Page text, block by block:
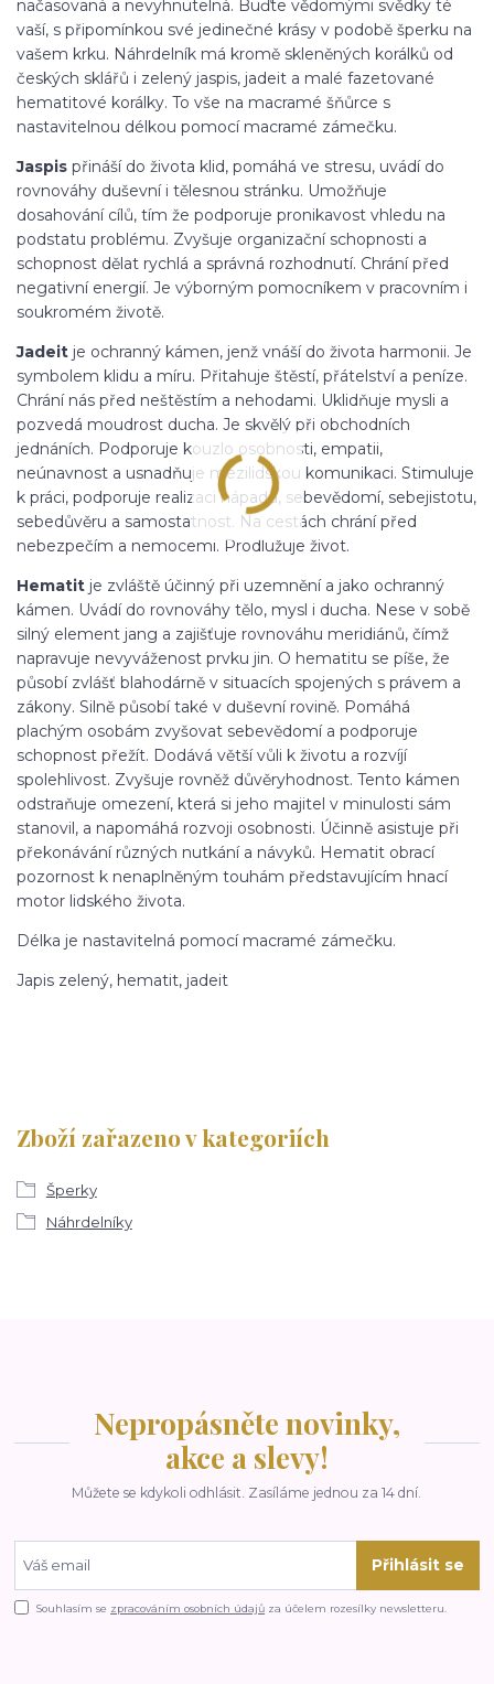
načasovaná a nevyhnutelná. Buďte vědomými svědky té
vaší, s připomínkou své jedinečné krásy v podobě šperku na
vašem krku. Náhrdelník má kromě skleněných korálků od
českých sklářů i zelený jaspis, jadeit a malé fazetované
hematitové korálky. To vše na macramé šňůrce s
nastavitelnou délkou pomocí macramé zámečku.
Jaspis přináší do života klid, pomáhá ve stresu, uvádí do
rovnováhy duševní i tělesnou stránku. Umožňuje
dosahování cílů, tím že podporuje pronikavost vhledu na
podstatu problému. Zvyšuje organizační schopnosti a
schopnost dělat rychlá a správná rozhodnutí. Chrání před
negativní energií. Je výborným pomocníkem v pracovním i
soukromém životě.
Jadeit je ochranný kámen, jenž vnáší do života harmonii. Je
symbolem klidu a míru. Přitahuje štěstí, přátelství a peníze.
Chrání nás před neštěstím a nehodami. Uklidňuje mysli a
pozvedá moudrost ducha. Je skvělý při obchodních
jednáních. Podporuje kouzlo osobnosti, empatii,
neúnavnost a usnadňuje mezilidskou komunikaci. Stimuluje
k práci, podporuje realizaci nápadů, sebevědomí, sebejistotu,
sebedůvěru a samostatnost. Na cestách chrání před
nebezpečím a nemocemi. Prodlužuje život.
Hematit je zvláště účinný při uzemnění a jako ochranný
kámen. Uvádí do rovnováhy tělo, mysl i ducha. Nese v sobě
silný element jang a zajišťuje rovnováhu meridiánů, čímž
napravuje nevyváženost prvku jin. O hematitu se píše, že
působí zvlášť blahodárně v situacích spojených s právem a
zákony. Silně působí také v duševní rovině. Pomáhá
plachým osobám zvyšovat sebevědomí a podporuje
schopnost přežít. Dodává větší vůli k životu a rozvíjí
spolehlivost. Zvyšuje rovněž důvěryhodnost. Tento kámen
odstraňuje omezení, která si jeho majitel v minulosti sám
stanovil, a napomáhá rozvoji osobnosti. Účinně asistuje při
překonávání různých nutkání a návyků. Hematit obrací
pozornost k nenaplněným touhám představujícím hnací
motor lidského života.
Délka je nastavitelná pomocí macramé zámečku.
Japis zelený, hematit, jadeit
Zboží zařazeno v kategoriích
Šperky
Náhrdelníky
Nepropásněte novinky,
akce a slevy!
Můžete se kdykoli odhlásit. Zasíláme jednou za 14 dní.
Přihlásit se
Souhlasím se zpracováním osobních údajů za účelem rozesílky newsletteru.